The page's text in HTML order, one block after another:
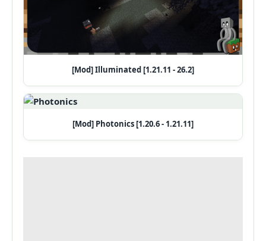
[Mod] Illuminated [1.21.11 - 26.2]
[Mod] Photonics [1.20.6 - 1.21.11]